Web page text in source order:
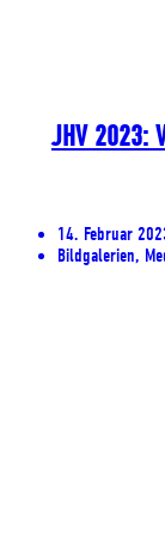
JHV 2023:
14. Februar
Bildgalerien,